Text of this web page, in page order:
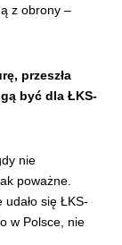
z obrony –
przeszła
być dla ŁKS-
nie
poważne.
się ŁKS-
w Polsce, nie